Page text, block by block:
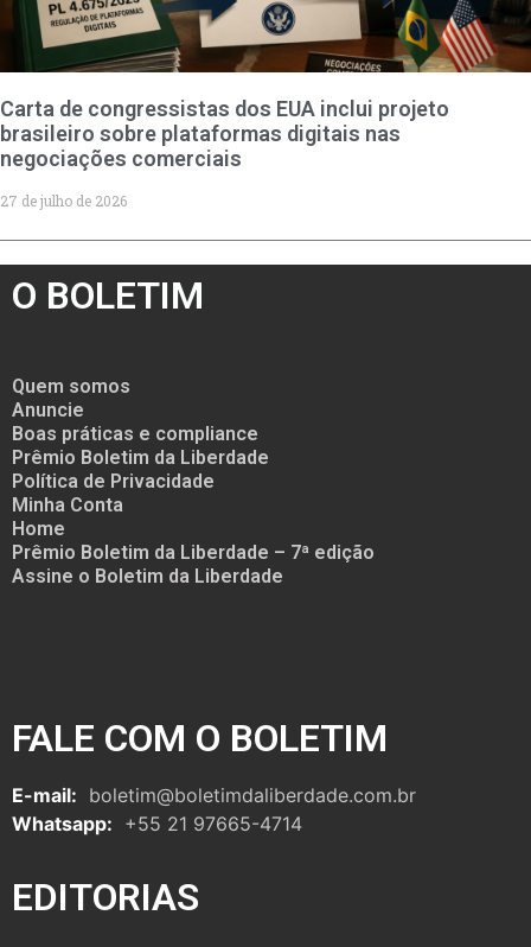
Carta de congressistas dos EUA inclui projeto
brasileiro sobre plataformas digitais nas
negociações comerciais
27 de julho de 2026
O BOLETIM
Quem somos
Anuncie
Boas práticas e compliance
Prêmio Boletim da Liberdade
Política de Privacidade
Minha Conta
Home
Prêmio Boletim da Liberdade – 7ª edição
Assine o Boletim da Liberdade
FALE COM O BOLETIM
E-mail: boletim@boletimdaliberdade.com.br
Whatsapp: +55 21 97665-4714
EDITORIAS